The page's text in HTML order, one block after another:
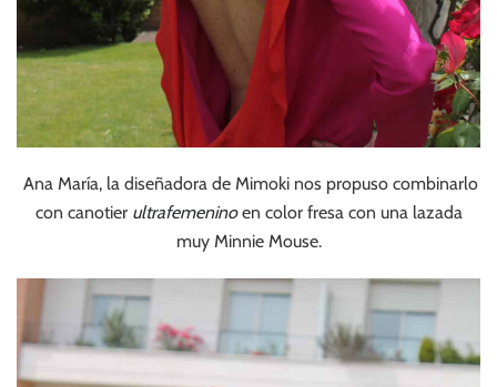
Ana María, la diseñadora de Mimoki nos propuso combinarlo
con canotier ultrafemeninoen color fresa con una lazada
muy Minnie Mouse.